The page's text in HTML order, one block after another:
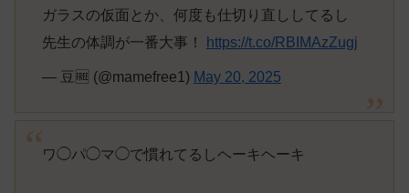
ガラスの仮面とか、何度も仕切り直ししてるし
先生の体調が一番大事！
https://t.co/RBIMAzZugj
— 豆🆓 (@mamefree1) May 20, 2025
ワ◯パ◯マ◯で慣れてるしヘーキヘーキ